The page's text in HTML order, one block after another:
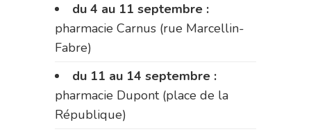
du 4 au 11 septembre :
pharmacie Carnus (rue Marcellin-
Fabre)
du 11 au 14 septembre :
pharmacie Dupont (place de la
République)